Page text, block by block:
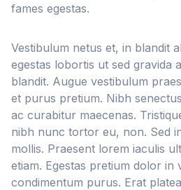
fames egestas.
Vestibulum netus et, in blandit
egestas lobortis ut sed gravida
blandit. Augue vestibulum
et purus pretium. Nibh
ac curabitur maecenas.
nibh nunc tortor eu, non. Sed
mollis. Praesent lorem iaculis
etiam. Egestas pretium dolor in
condimentum purus. Erat